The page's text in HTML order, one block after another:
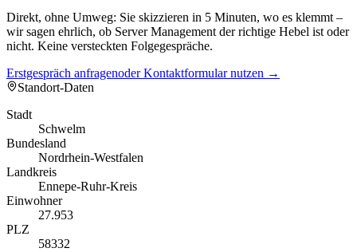
Direkt, ohne Umweg: Sie skizzieren in 5 Minuten, wo es klemmt –
wir sagen ehrlich, ob Server Management der richtige Hebel ist oder
nicht. Keine versteckten Folgegespräche.
Erstgespräch anfragenoder Kontaktformular nutzen →
Standort-Daten
Stadt
Schwelm
Bundesland
Nordrhein-Westfalen
Landkreis
Ennepe-Ruhr-Kreis
Einwohner
27.953
PLZ
58332